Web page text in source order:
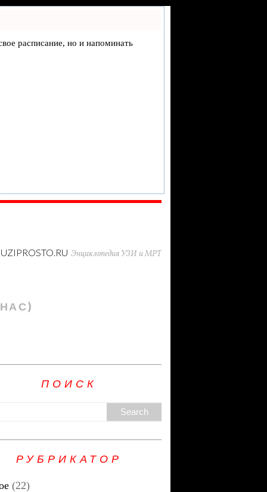
расписание, но и напоминать
UZIPROSTO.RU Энциклопедия УЗИ и МРТ
ПОИСК
РУБРИКАТОР
(22)